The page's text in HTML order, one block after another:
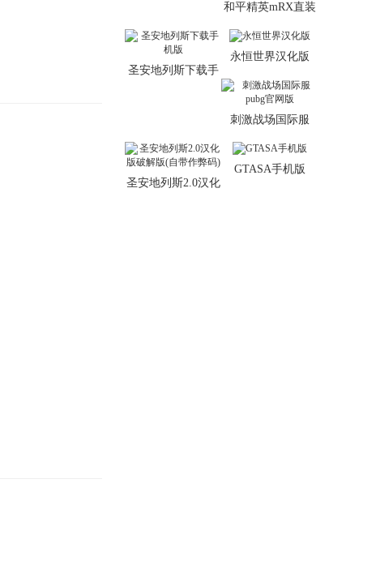
和平精英mRX直装
圣安地列斯下载手
永恒世界汉化版
刺激战场国际服
pubg官网版
圣安地列斯2.0汉化
GTASA手机版